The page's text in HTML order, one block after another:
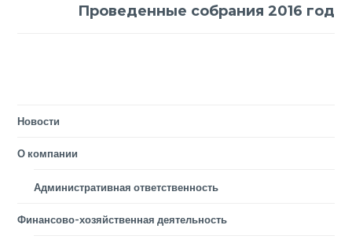
Проведенные собрания 2016 год
Новости
О компании
Административная ответственность
Финансово-хозяйственная деятельность